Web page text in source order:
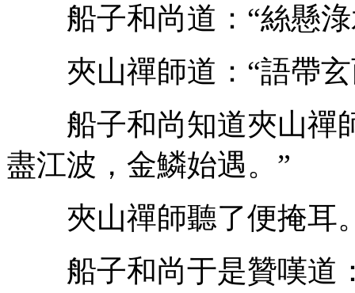
船子和尚道：“絲懸淥
夾山禪師道：“語帶玄
船子和尚知道夾山禪
盡江波，金鱗始遇。”
夾山禪師聽了便掩耳
船子和尚于是贊嘆道：